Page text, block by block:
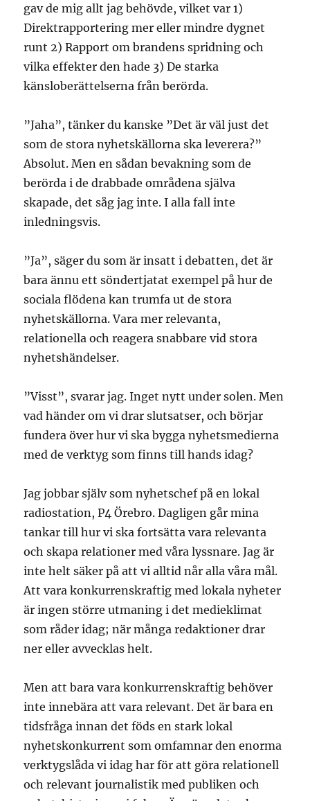
gav de mig allt jag behövde, vilket var 1)
Direktrapportering mer eller mindre dygnet
runt 2) Rapport om brandens spridning och
vilka effekter den hade 3) De starka
känsloberättelserna från berörda.
”Jaha”, tänker du kanske ”Det är väl just det
som de stora nyhetskällorna ska leverera?”
Absolut. Men en sådan bevakning som de
berörda i de drabbade områdena själva
skapade, det såg jag inte. I alla fall inte
inledningsvis.
”Ja”, säger du som är insatt i debatten, det är
bara ännu ett söndertjatat exempel på hur de
sociala flödena kan trumfa ut de stora
nyhetskällorna. Vara mer relevanta,
relationella och reagera snabbare vid stora
nyhetshändelser.
”Visst”, svarar jag. Inget nytt under solen. Men
vad händer om vi drar slutsatser, och börjar
fundera över hur vi ska bygga nyhetsmedierna
med de verktyg som finns till hands idag?
Jag jobbar själv som nyhetschef på en lokal
radiostation, P4 Örebro. Dagligen går mina
tankar till hur vi ska fortsätta vara relevanta
och skapa relationer med våra lyssnare. Jag är
inte helt säker på att vi alltid når alla våra mål.
Att vara konkurrenskraftig med lokala nyheter
är ingen större utmaning i det medieklimat
som råder idag; när många redaktioner drar
ner eller avvecklas helt.
Men att bara vara konkurrenskraftig behöver
inte innebära att vara relevant. Det är bara en
tidsfråga innan det föds en stark lokal
nyhetskonkurrent som omfamnar den enorma
verktygslåda vi idag har för att göra relationell
och relevant journalistik med publiken och